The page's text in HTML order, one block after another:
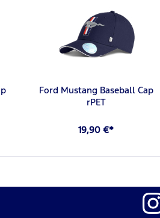
Ford Mustang Baseball Cap
rPET
19,90 €*